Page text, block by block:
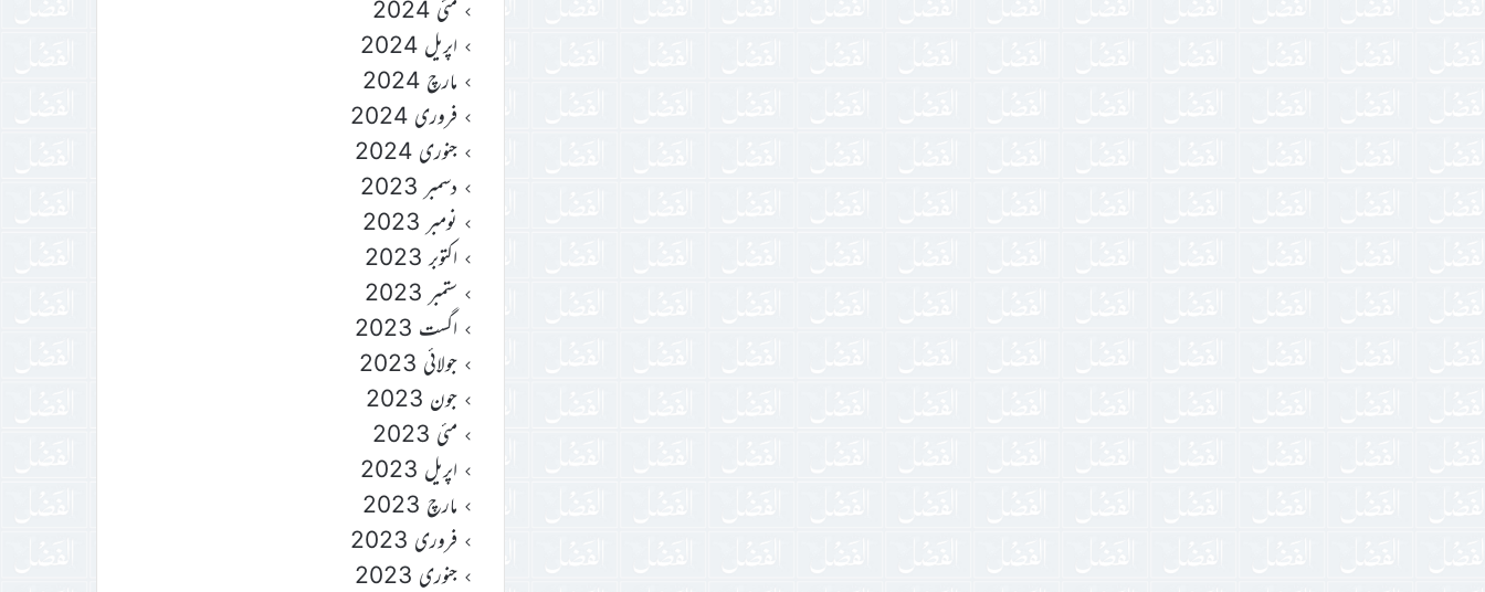
مئی 2024
اپریل 2024
مارچ 2024
فروری 2024
جنوری 2024
دسمبر 2023
نومبر 2023
اکتوبر 2023
ستمبر 2023
اگست 2023
جولائی 2023
جون 2023
مئی 2023
اپریل 2023
مارچ 2023
فروری 2023
جنوری 2023